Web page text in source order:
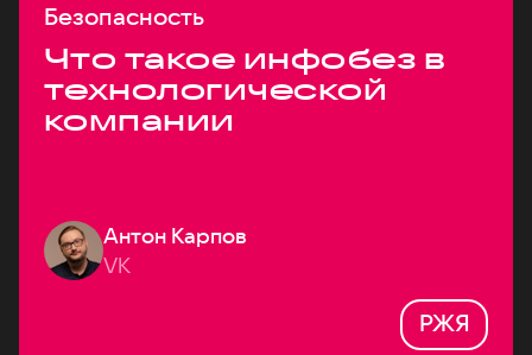
Безопасность
Что такое инфобез в
технологической
компании
Антон Карпов
VK
РЖЯ